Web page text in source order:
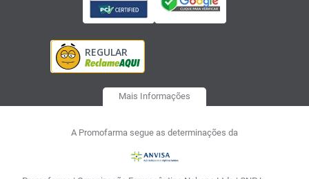
Mais Informações
A Promofarma segue as determinações da